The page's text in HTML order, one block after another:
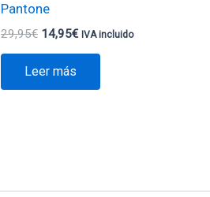
Pantone
29,95€ 14,95€ IVA incluido
Leer más